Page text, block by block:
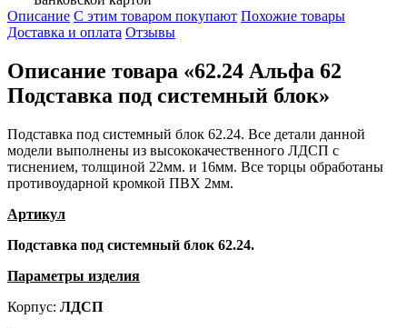
Описание С этим товаром покупают Похожие товары
Доставка и оплата Отзывы
Описание товара «62.24 Альфа 62
Подставка под системный блок»
Подставка под системный блок 62.24. Все детали данной
модели выполнены из высококачественного ЛДСП с
тиснением, толщиной 22мм. и 16мм. Все торцы обработаны
противоударной кромкой ПВХ 2мм.
Артикул
Подставка под системный блок 62.24.
Параметры изделия
Корпус: ЛДСП